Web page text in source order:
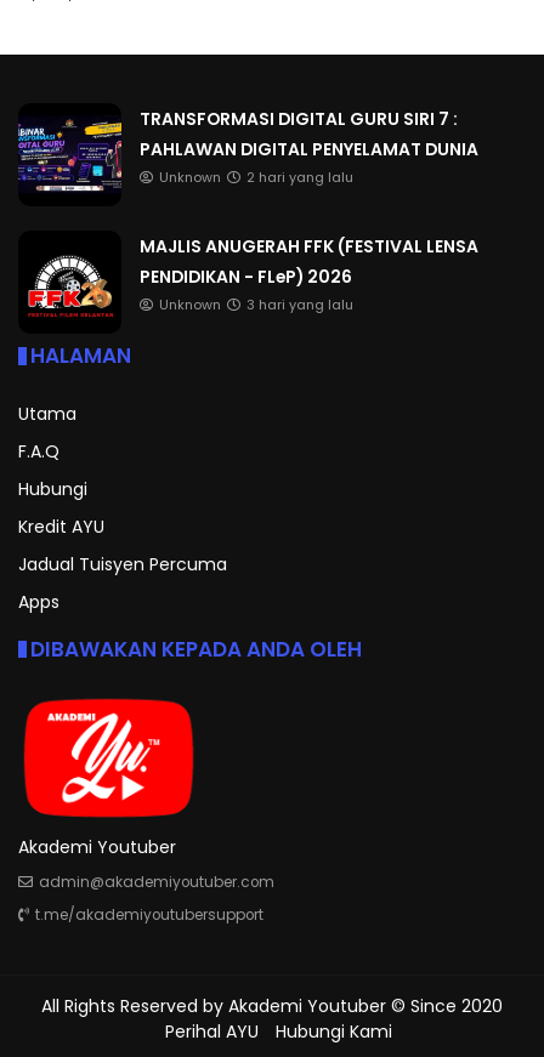
TRANSFORMASI DIGITAL GURU SIRI 7 :
PAHLAWAN DIGITAL PENYELAMAT DUNIA
Unknown 2 hari yang lalu
MAJLIS ANUGERAH FFK (FESTIVAL LENSA
PENDIDIKAN - FLeP) 2026
Unknown 3 hari yang lalu
HALAMAN
Utama
F.A.Q
Hubungi
Kredit AYU
Jadual Tuisyen Percuma
Apps
DIBAWAKAN KEPADA ANDA OLEH
Akademi Youtuber
admin@akademiyoutuber.com
t.me/akademiyoutubersupport
All Rights Reserved by Akademi Youtuber © Since 2020
Perihal AYU
Hubungi Kami